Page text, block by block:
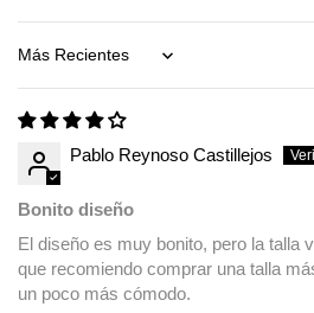
Sort by
Pablo Reynoso Castillejos
Bonito diseño
El diseño es muy bonito, pero la talla
que recomiendo comprar una talla
un poco más cómodo.